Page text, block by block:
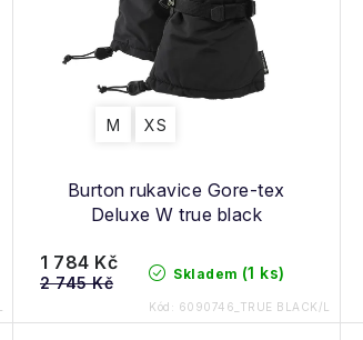
Burton rukavice Gore-tex
Deluxe W true black
M XS
Skladem (1 ks)
1 784 Kč
2 745 Kč
Kód: 6090746_TRUE BLACK/L